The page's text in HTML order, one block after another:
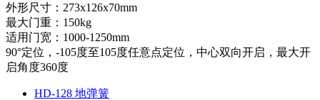
外形尺寸：273x126x70mm
最大门重：150kg
适用门宽：1000-1250mm
90°定位，-105度至105度任意点定位，中心双向开启，最大开
启角度360度
HD-128 地弹簧